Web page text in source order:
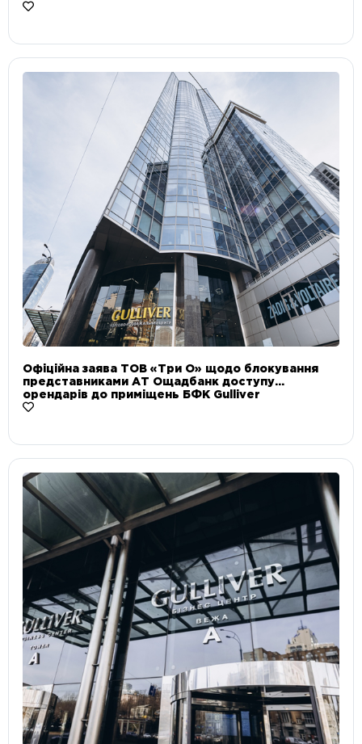
Офіційна заява ТОВ «Три О» щодо блокування
представниками АТ Ощадбанк доступу
орендарів до приміщень БФК Gulliver